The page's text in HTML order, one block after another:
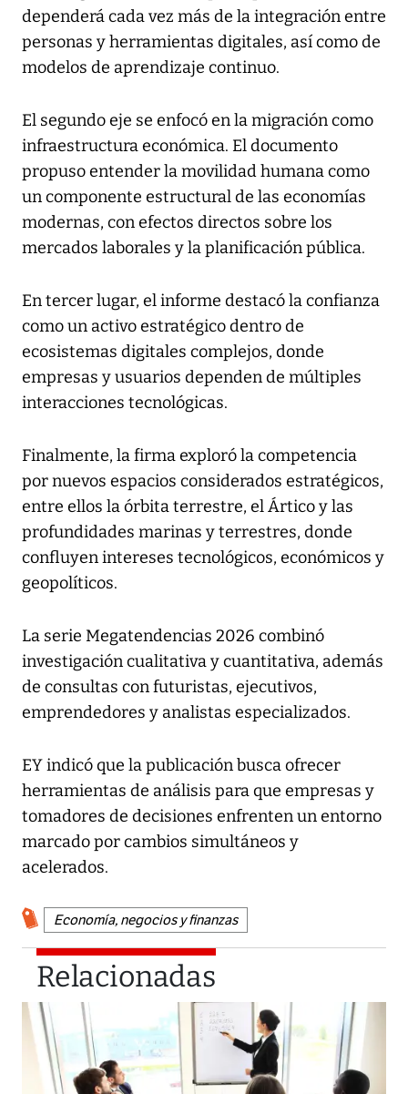
dependerá cada vez más de la integración entre
personas y herramientas digitales, así como de
modelos de aprendizaje continuo.
El segundo eje se enfocó en la migración como
infraestructura económica. El documento
propuso entender la movilidad humana como
un componente estructural de las economías
modernas, con efectos directos sobre los
mercados laborales y la planificación pública.
En tercer lugar, el informe destacó la confianza
como un activo estratégico dentro de
ecosistemas digitales complejos, donde
empresas y usuarios dependen de múltiples
interacciones tecnológicas.
Finalmente, la firma exploró la competencia
por nuevos espacios considerados estratégicos,
entre ellos la órbita terrestre, el Ártico y las
profundidades marinas y terrestres, donde
confluyen intereses tecnológicos, económicos y
geopolíticos.
La serie Megatendencias 2026 combinó
investigación cualitativa y cuantitativa, además
de consultas con futuristas, ejecutivos,
emprendedores y analistas especializados.
EY indicó que la publicación busca ofrecer
herramientas de análisis para que empresas y
tomadores de decisiones enfrenten un entorno
marcado por cambios simultáneos y
acelerados.
Economía, negocios y finanzas
Relacionadas